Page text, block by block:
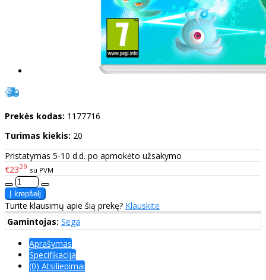
Prekės kodas: 1177716
Turimas kiekis: 20
Pristatymas 5-10 d.d. po apmokėto užsakymo
€2329 su PVM
Turite klausimų apie šią prekę? Klauskite
Gamintojas: Sega
Aprašymas
Specifikacija
(0) Atsiliepimai